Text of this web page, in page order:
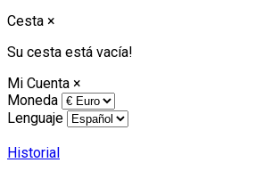
Cesta ×
Su cesta está vacía!
Mi Cuenta ×
Moneda
Lenguaje
Historial